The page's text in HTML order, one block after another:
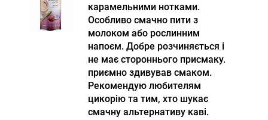
карамельними нотками.
Особливо смачно пити з
молоком або рослинним
напоєм. Добре розчиняється і
не має стороннього присмаку.
приємно здивував смаком.
Рекомендую любителям
цикорію та тим, хто шукає
смачну альтернативу каві.